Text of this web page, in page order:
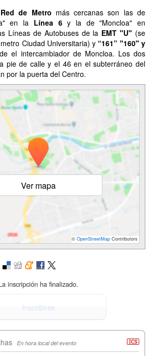
Red de Metro más cercanas son las de
en la Línea 6y la de "Moncloa" en
Líneas de Autobuses de la EMT "U" (se
Ciudad Universitaria) y “161” "160" y
el intercambiador de Moncloa. Los dos
pie de calle y el 46 en el subterráneo del
por la puerta del Centro.
Ver mapa
© OpenStreetMap Contributors
inscripción ha finalizado.
Inscribirse
En hora local del evento